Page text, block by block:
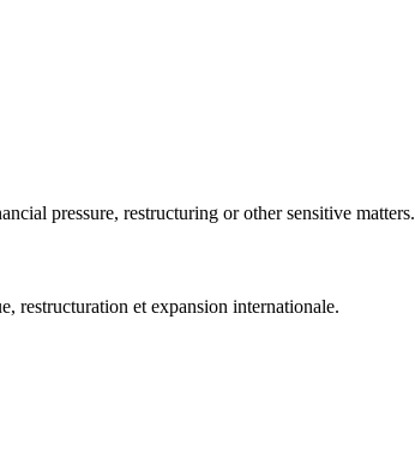
pressure, restructuring or other sensitive matters.
restructuration et expansion internationale.